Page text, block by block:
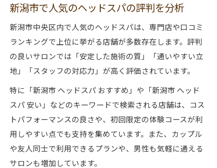
新潟市で人気のヘッドスパの評判を分析
新潟市中央区内で人気のヘッドスパは、専門店や口コミ
ランキングで上位に挙がる店舗が多数存在します。評判
の良いサロンでは「安定した施術の質」「通いやすい立
地」「スタッフの対応力」が高く評価されています。
特に「新潟市 ヘッドスパ おすすめ」や「新潟市 ヘッド
スパ 安い」などのキーワードで検索される店舗は、コス
トパフォーマンスの良さや、初回限定の体験コースが利
用しやすい点でも支持を集めています。また、カップル
や友人同士で利用できるプランや、男性も気軽に通える
サロンも増加しています。